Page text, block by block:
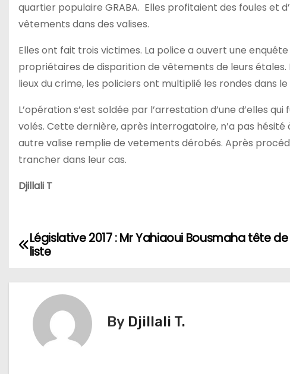
quartier populaire GRABA. Elles profitaient des foules et
vêtements dans des valises.
Elles ont fait trois victimes. La police a ouvert une
propriétaires de disparition de vêtements de leurs
lieux du crime, les policiers ont multiplié les rondes dans
L’opération s’est soldée par l’arrestation d’une d’elles
volés. Cette dernière, après interrogatoire, n’a pas
autre valise remplie de vetements dérobés. Après
trancher dans leur cas.
Djillali T
NLégislative 2017 : Mr Yahiaoui Bousmaha tête de
liste
By Djillali T.